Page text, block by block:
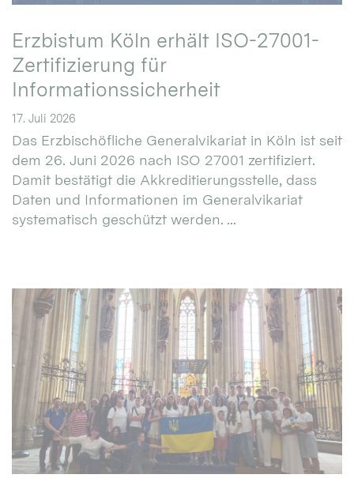
Erzbistum Köln erhält ISO-27001-
Zertifizierung für
Informationssicherheit
17. Juli 2026
Das Erzbischöfliche Generalvikariat in Köln ist seit
dem 26. Juni 2026 nach ISO 27001 zertifiziert.
Damit bestätigt die Akkreditierungsstelle, dass
Daten und Informationen im Generalvikariat
systematisch geschützt werden. ...